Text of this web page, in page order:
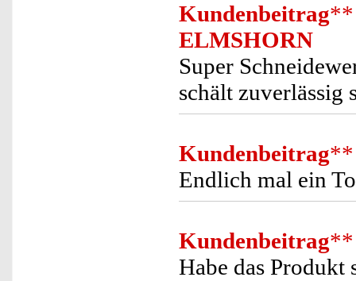
Kundenbeitrag**
ELMSHORN
Super
schält zuverlässig
Kundenbeitrag**
Endlich mal ein
Kundenbeitrag**
Habe das Produkt